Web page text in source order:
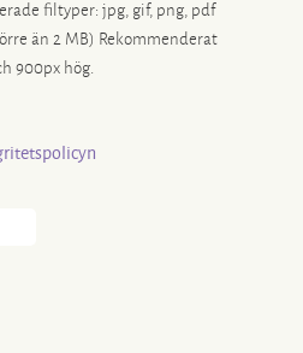
filtyper: jpg, gif, png, pdf
än 2 MB) Rekommenderat
900px hög.